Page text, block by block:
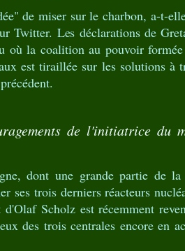
de miser sur le charbon, a-t-
Twitter. Les déclarations de
où la coalition au pouvoir
est tiraillée sur les solutions à
de l'initiatrice du
dont une grande partie de
ses trois derniers réacteurs
Scholz est récemment
des trois centrales encore en